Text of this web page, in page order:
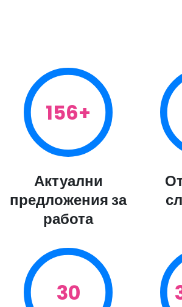
156+
Актуални
предложения за
работа
30